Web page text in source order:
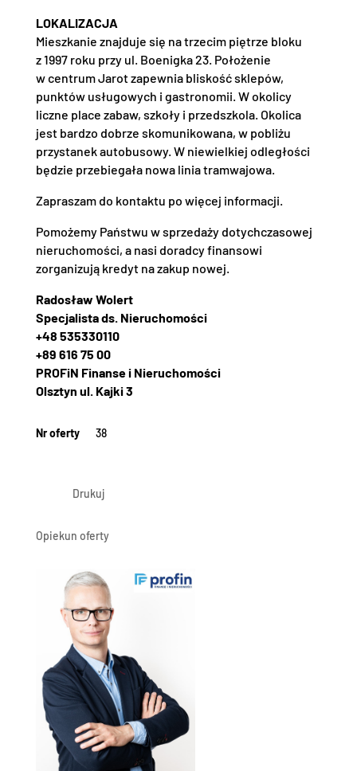
LOKALIZACJA
Mieszkanie znajduje się na trzecim piętrze bloku
z 1997 roku przy ul. Boenigka 23. Położenie
w centrum Jarot zapewnia bliskość sklepów,
punktów usługowych i gastronomii. W okolicy
liczne place zabaw, szkoły i przedszkola. Okolica
jest bardzo dobrze skomunikowana, w pobliżu
przystanek autobusowy. W niewielkiej odległości
będzie przebiegała nowa linia tramwajowa.
Zapraszam do kontaktu po więcej informacji.
Pomożemy Państwu w sprzedaży dotychczasowej
nieruchomości, a nasi doradcy finansowi
zorganizują kredyt na zakup nowej.
Radosław Wolert
Specjalista ds. Nieruchomości
+48 535330110
+89 616 75 00
PROFiN Finanse i Nieruchomości
Olsztyn ul. Kajki 3
Nr oferty 38
Drukuj
Opiekun oferty